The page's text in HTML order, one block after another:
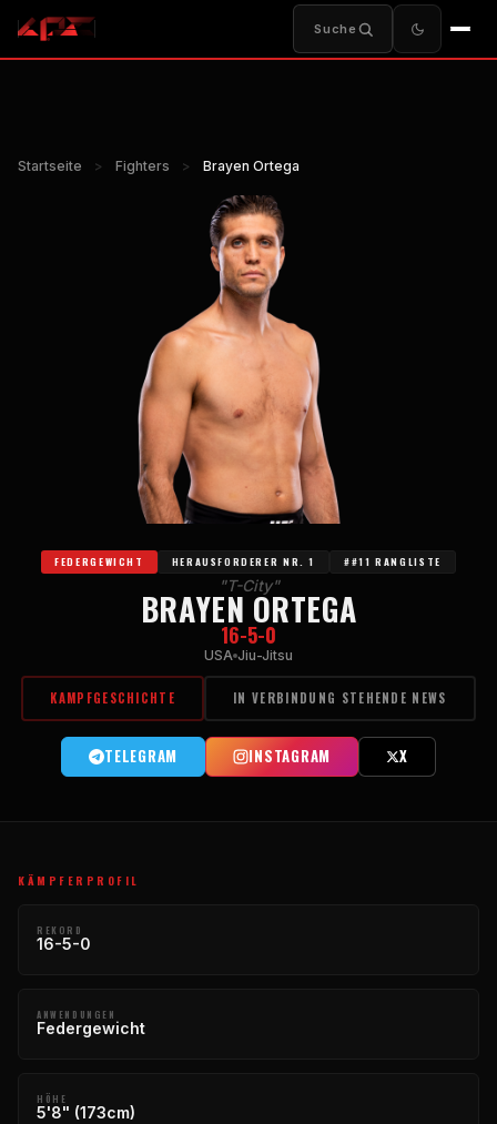
Suche
Startseite > Fighters > Brayen Ortega
FEDERGEWICHT HERAUSFORDERER NR. 1 ##11 RANGLISTE
"T-City"
BRAYEN ORTEGA
16-5-0
USA Jiu-Jitsu
KAMPFGESCHICHTE IN VERBINDUNG STEHENDE NEWS
TELEGRAM INSTAGRAM X
KÄMPFERPROFIL
REKORD
16-5-0
ANWENDUNGEN
Federgewicht
HÖHE
5'8" (173cm)